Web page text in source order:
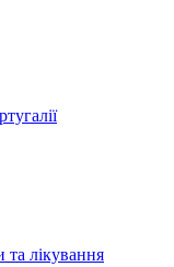
лікування